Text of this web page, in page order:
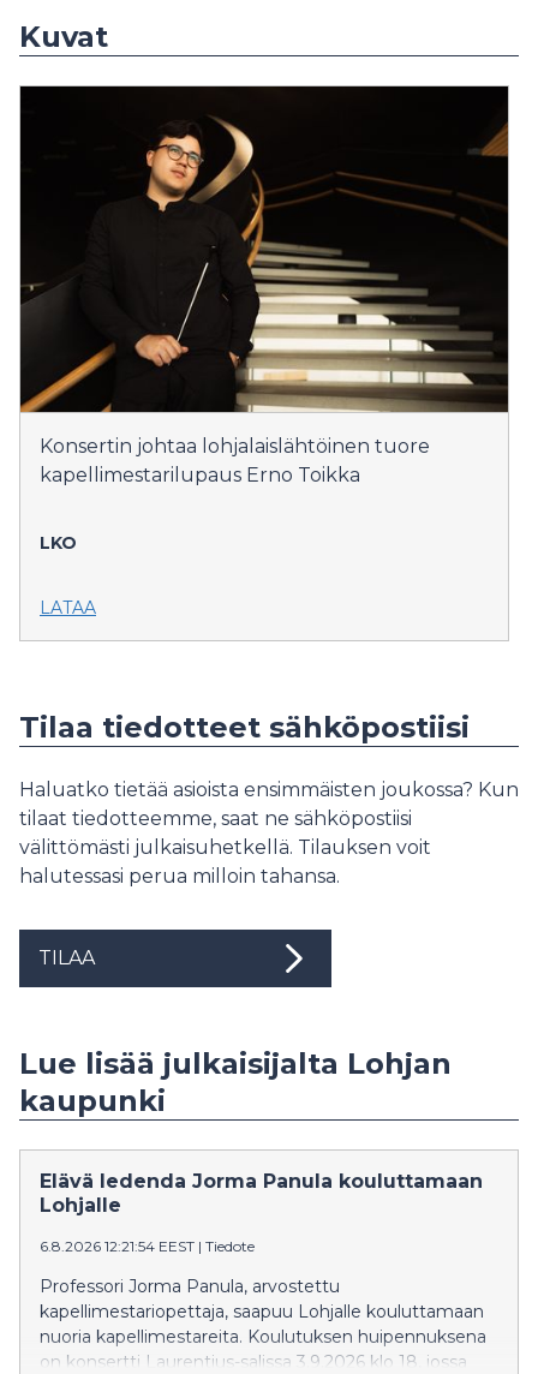
Kuvat
Konsertin johtaa lohjalaislähtöinen tuore
kapellimestarilupaus Erno Toikka
LKO
LATAA
Tilaa tiedotteet sähköpostiisi
Haluatko tietää asioista ensimmäisten joukossa? Kun
tilaat tiedotteemme, saat ne sähköpostiisi
välittömästi julkaisuhetkellä. Tilauksen voit
halutessasi perua milloin tahansa.
TILAA
Lue lisää julkaisijalta Lohjan
kaupunki
Elävä ledenda Jorma Panula kouluttamaan
Lohjalle
6.8.2026 12:21:54 EEST | Tiedote
Professori Jorma Panula, arvostettu
kapellimestariopettaja, saapuu Lohjalle kouluttamaan
nuoria kapellimestareita. Koulutuksen huipennuksena
on konsertti Laurentius-salissa 3.9.2026 klo 18, jossa